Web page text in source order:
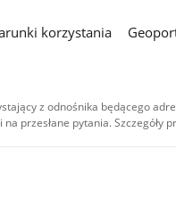
korzystania
z odnośnika będącego
przesłane pytania. Szczegóły